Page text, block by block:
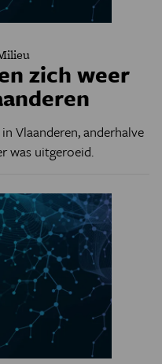
zich weer
Vlaanderen, anderhalve
was uitgeroeid.